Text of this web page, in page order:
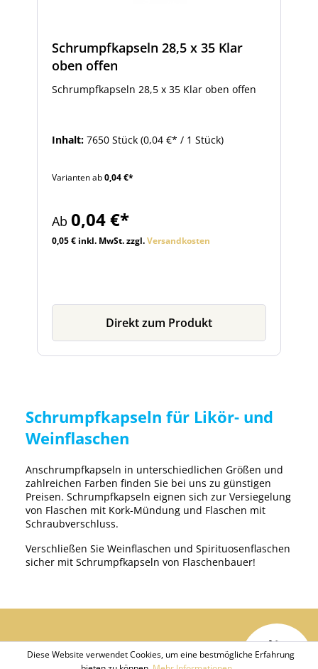
Schrumpfkapseln 28,5 x 35 Klar
oben offen
Schrumpfkapseln 28,5 x 35 Klar oben offen
Inhalt: 7650 Stück (0,04 €* / 1 Stück)
Varianten ab0,04 €*
Ab 0,04 €*
0,05 € inkl. MwSt. zzgl.Versandkosten
Direkt zum Produkt
Schrumpfkapseln für Likör- und
Weinflaschen
Anschrumpfkapseln in unterschiedlichen Größen und
zahlreichen Farben finden Sie bei uns zu günstigen
Preisen. Schrumpfkapseln eignen sich zur Versiegelung
von Flaschen mit Kork-Mündung und Flaschen mit
Schraubverschluss.
Verschließen Sie Weinflaschen und Spirituosenflaschen
sicher mit Schrumpfkapseln von Flaschenbauer!
I
h
r
a
r
t
n
e
Diese Website verwendet Cookies, um eine bestmögliche Erfahrung